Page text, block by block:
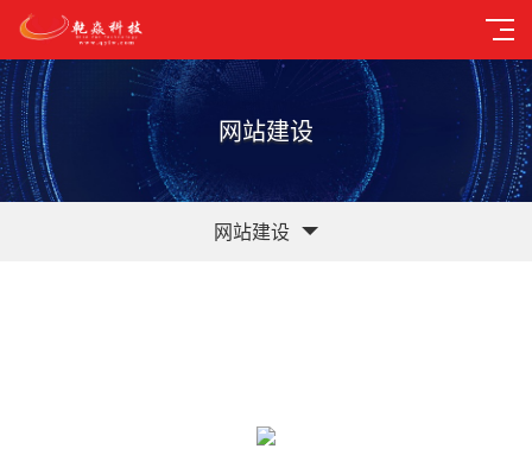
网站建设
网站建设